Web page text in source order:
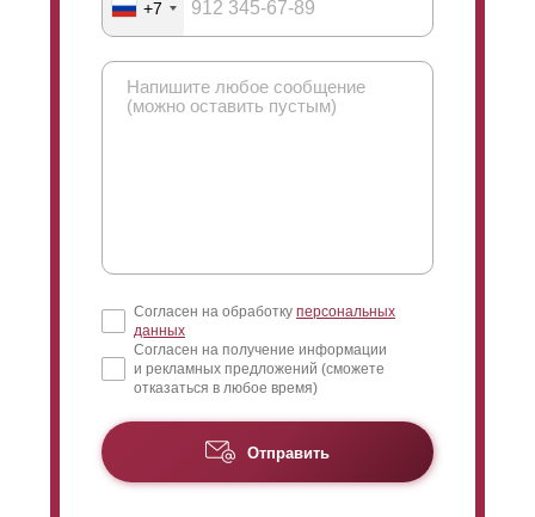
+7
Согласен на обработку персональных
данных
Согласен на получение информации
и рекламных предложений (сможете
отказаться в любое время)
Отправить